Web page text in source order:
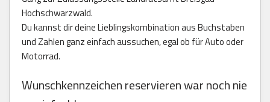
Hochschwarzwald.
Du kannst dir deine Lieblingskombination aus Buchstaben
und Zahlen ganz einfach aussuchen, egal ob für Auto oder
Motorrad.
Wunschkennzeichen reservieren war noch nie